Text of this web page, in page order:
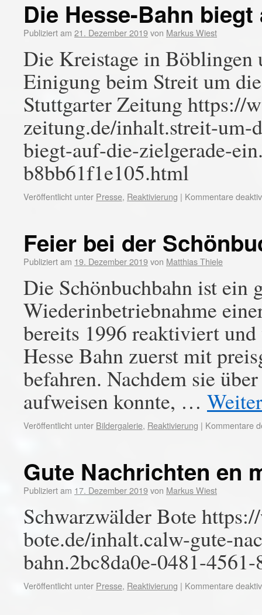
Die Hesse-Bahn
Publiziert am 21. Dezember 2019von Markus Wiest
Die Kreistage in Böblingen
Einigung beim Streit um
Stuttgarter Zeitung https://
zeitung.de/inhalt.streit-um-
biegt-auf-die-zielgerade-
b8bb61f1e105.html
Veröffentlicht unter Presse, Reaktivierung | Kommentare
Feier bei der
Publiziert am 19. Dezember 2019von Matthias Thiele
Die Schönbuchbahn ist ein
Wiederinbetriebnahme
bereits 1996 reaktiviert
Hesse Bahn zuerst mit
befahren. Nachdem sie
aufweisen konnte, …
Veröffentlicht unter Bildergalerie, Reaktivierung | Kommentare
Gute Nachrichten en
Publiziert am 17. Dezember 2019von Markus Wiest
Schwarzwälder Bote
bote.de/inhalt.calw-gute-
bahn.2bc8da0e-0481-
Veröffentlicht unter Presse, Reaktivierung | Kommentare